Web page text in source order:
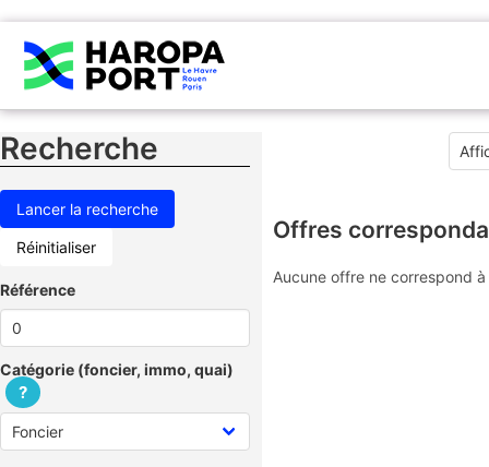
Recherche
Réinitialiser
Référence
Catégorie (foncier, immo, quai)
?
Offres
Aucune offre ne correspond